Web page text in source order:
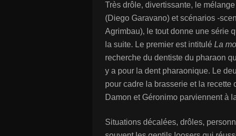
Très drôle, divertissante, le
(Diego Garavano) et scénarios -
Agrimbau), le tout donne une série
la suite. Le premier est intitulé La
recherche du dentiste du pharaon
y a pour la dent pharaonique. Le
pour cadre la brasserie et la recette
Damon et Géronimo parviennent à
Situations décalées, drôles,